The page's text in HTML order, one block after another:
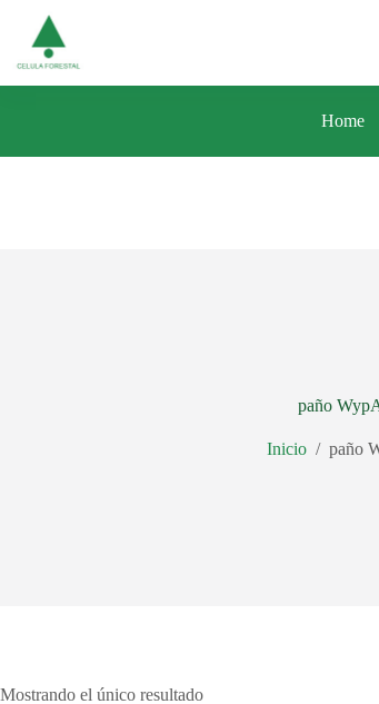
contenido
Home
paño
Inicio / paño
Mostrando el único resultado